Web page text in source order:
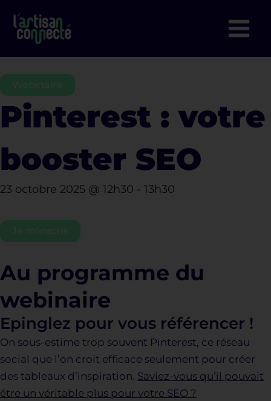
contenu
Webinaire
Pinterest : votre
booster SEO
23 octobre 2025 @ 12h30 - 13h30
Je m'inscris
Au programme du
webinaire
Epinglez pour vous référencer !
On sous-estime trop souvent Pinterest, ce réseau
social que l’on croit efficace seulement pour créer
des tableaux d’inspiration. Saviez-vous qu’il pouvait
être un véritable plus pour votre SEO ?